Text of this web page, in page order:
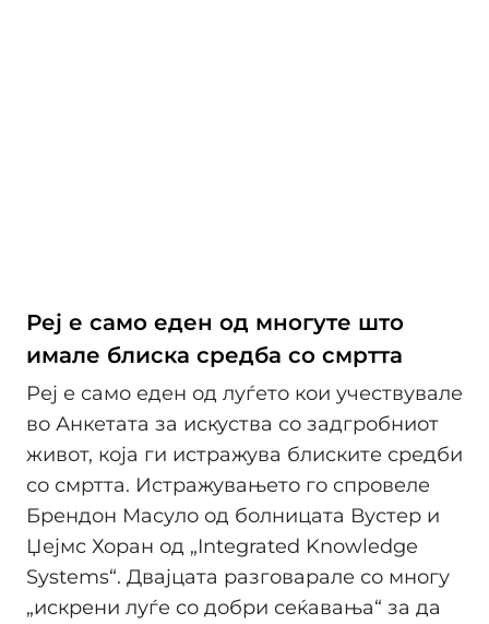
Реј е само еден од многуте што
имале блиска средба со смртта
Реј е само еден од луѓето кои учествувале
во Анкетата за искуства со задгробниот
живот, која ги истражува блиските средби
со смртта. Истражувањето го спровеле
Брендон Масуло од болницата Вустер и
Џејмс Хоран од „Integrated Knowledge
Systems“. Двајцата разговарале со многу
„искрени луѓе со добри сеќавања“ за да